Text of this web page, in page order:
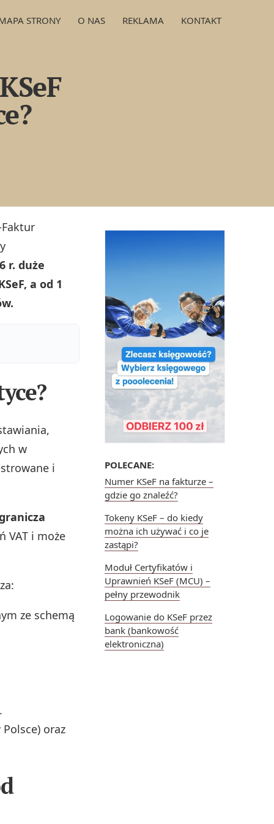
STRONY O NAS REKLAMA KONTAKT
POLECANE:
Numer KSeF na fakturze –
gdzie go znaleźć?
Tokeny KSeF – do kiedy
można ich używać i co je
zastąpi?
Moduł Certyfikatów i
Uprawnień KSeF (MCU) –
pełny przewodnik
Logowanie do KSeF przez
bank (bankowość
elektroniczna)
r. duże
a od 1
w
i
VAT i może
ze schemą
.
oraz